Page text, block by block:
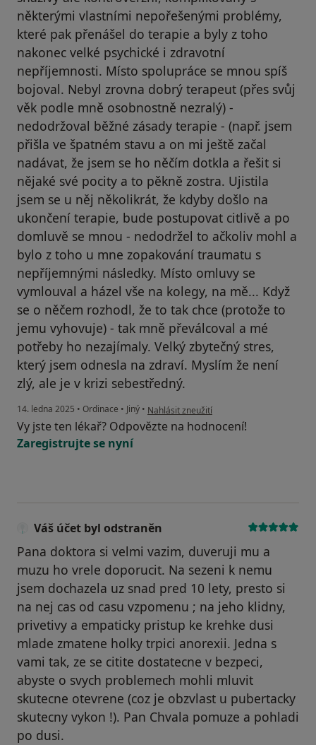
některými vlastními nepořešenými problémy,
které pak přenášel do terapie a byly z toho
nakonec velké psychické i zdravotní
nepříjemnosti. Místo spolupráce se mnou spíš
bojoval. Nebyl zrovna dobrý terapeut (přes svůj
věk podle mně osobnostně nezralý) -
nedodržoval běžné zásady terapie - (např. jsem
přišla ve špatném stavu a on mi ještě začal
nadávat, že jsem se ho něčím dotkla a řešit si
nějaké své pocity a to pěkně zostra. Ujistila
jsem se u něj několikrát, že kdyby došlo na
ukončení terapie, bude postupovat citlivě a po
domluvě se mnou - nedodržel to ačkoliv mohl a
bylo z toho u mne zopakování traumatu s
nepříjemnými následky. Místo omluvy se
vymlouval a házel vše na kolegy, na mě... Když
se o něčem rozhodl, že to tak chce (protože to
jemu vyhovuje) - tak mně převálcoval a mé
potřeby ho nezajímaly. Velký zbytečný stres,
který jsem odnesla na zdraví. Myslím že není
zlý, ale je v krizi sebestředný.
14. ledna 2025 • Ordinace • Jiný • podle názoru uživatele Dita
Nahlásit zneužití
Vy jste ten lékař? Odpovězte na hodnocení!
Zaregistrujte se nyní
Váš účet byl odstraněn
Pana doktora si velmi vazim, duveruji mu a
muzu ho vrele doporucit. Na sezeni k nemu
jsem dochazela uz snad pred 10 lety, presto si
na nej cas od casu vzpomenu ; na jeho klidny,
privetivy a empaticky pristup ke krehke dusi
mlade zmatene holky trpici anorexii. Jedna s
vami tak, ze se citite dostatecne v bezpeci,
abyste o svych problemech mohli mluvit
skutecne otevrene (coz je obzvlast u pubertacky
skutecny vykon !). Pan Chvala pomuze a pohladi
po dusi.